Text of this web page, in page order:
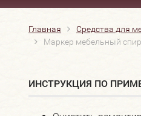
Главная Средства для
Маркер мебельный
ИНСТРУКЦИЯ ПО